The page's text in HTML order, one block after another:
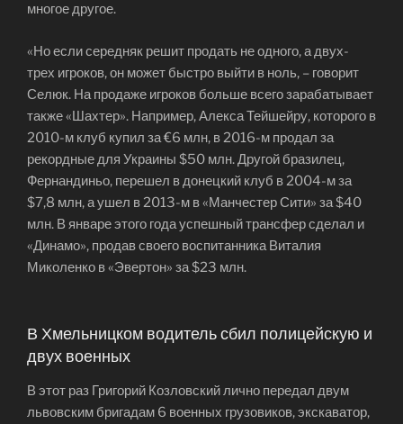
многое другое.
«Но если середняк решит продать не одного, а двух-
трех игроков, он может быстро выйти в ноль, – говорит
Селюк. На продаже игроков больше всего зарабатывает
также «Шахтер». Например, Алекса Тейшейру, которого в
2010-м клуб купил за €6 млн, в 2016-м продал за
рекордные для Украины $50 млн. Другой бразилец,
Фернандиньо, перешел в донецкий клуб в 2004-м за
$7,8 млн, а ушел в 2013-м в «Манчестер Сити» за $40
млн. В январе этого года успешный трансфер сделал и
«Динамо», продав своего воспитанника Виталия
Миколенко в «Эвертон» за $23 млн.
В Хмельницком водитель сбил полицейскую и
двух военных
В этот раз Григорий Козловский лично передал двум
львовским бригадам 6 военных грузовиков, экскаватор,